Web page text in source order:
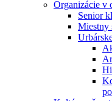
Organizácie v
Senior
Miestny